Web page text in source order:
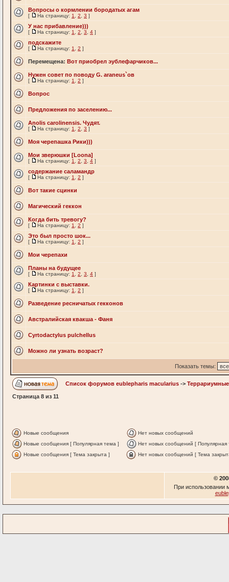
Вопросы о кормлении бородатых агам
[ На страницу: 1 2 3 ]
У нас прибавление)))
[ На страницу: 1 2 3 4 ]
подскажите
[ На страницу: 1 2 ]
Перемещена: Вот приобрел эублефарчиков...
Нужен совет по поводу G. araneus`ов
[ На страницу: 1 2 ]
Вопрос
Предложения по заселению...
Anolis carolinensis. Чудят.
[ На страницу: 1 2 3 ]
Моя черепашка Рики)))
Мои зверюшки [Loona]
[ На страницу: 1 2 3 4 ]
содержание саламандр
[ На страницу: 1 2 ]
Вот такие сцинки
Магический геккон
Когда бить тревогу?
[ На страницу: 1 2 ]
Это был просто шок...
[ На страницу: 1 2 ]
Мои черепахи
Планы на будущее
[ На страницу: 1 2 3 4 ]
Картинки с выставки.
[ На страницу: 1 2 ]
Разведение ресничатых гекконов
Австралийская квакша - Фаня
Cyrtodactylus pulchellus
Можно ли узнать возраст?
Показать темы:
Список форумов eublepharis macularius ->
Страница 8 из 11
Новые сообщения
Нет новых сообщений
Новые сообщения [ Популярная тема ]
Нет новых сообщений [ Популярная
Новые сообщения [ Тема закрыта ]
Нет новых сообщений [ Тема
©
При использовании